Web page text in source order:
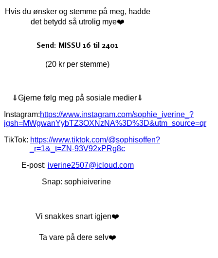
Hvis du ønsker og stemme på meg, hadde
det betydd så utrolig mye❤️
Send: MISSU 16 til 2401
(20 kr per stemme)
⇓Gjerne følg meg på sosiale medier⇓
Instagram:https://www.instagram.com/sophie_iverine_?
igsh=MWgwanYybTZ3OXNzNA%3D%3D&utm_source=qr
TikTok: https://www.tiktok.com/@sophisoffen?
_r=1&_t=ZN-93V92xPRg8c
E-post: iverine2507@icloud.com
Snap: sophieiverine
Vi snakkes snart igjen❤️
Ta vare på dere selv❤️